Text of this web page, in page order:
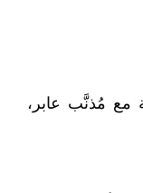
مع مُذنَّب عابر،